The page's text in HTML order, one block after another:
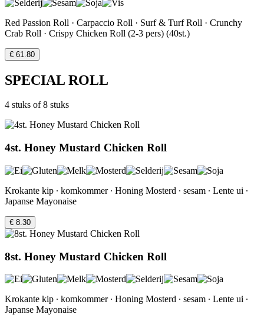
Red Passion Roll · Carpaccio Roll · Surf & Turf Roll · Crunchy
Crab Roll · Crispy Chicken Roll (2-3 pers) (40st.)
€ 61.80
SPECIAL ROLL
4 stuks of 8 stuks
4st. Honey Mustard Chicken Roll
Krokante kip ∙ komkommer ∙ Honing Mosterd ∙ sesam ∙ Lente ui ∙
Japanse Mayonaise
€ 8.30
8st. Honey Mustard Chicken Roll
Krokante kip ∙ komkommer ∙ Honing Mosterd ∙ sesam ∙ Lente ui ∙
Japanse Mayonaise